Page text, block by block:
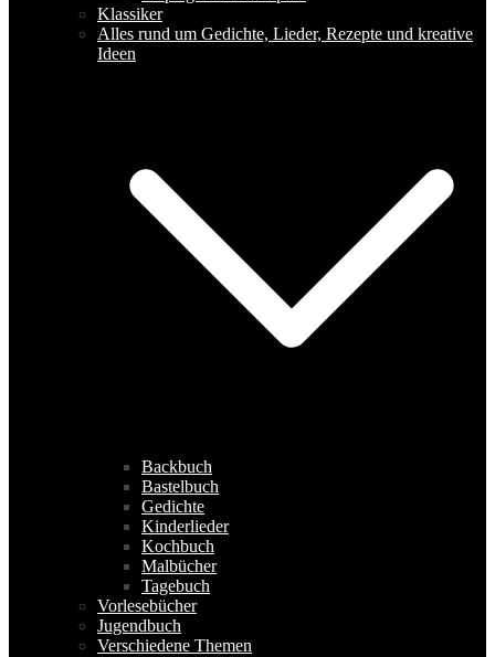
Klassiker
Alles rund um Gedichte, Lieder, Rezepte und kreative
Ideen
Backbuch
Bastelbuch
Gedichte
Kinderlieder
Kochbuch
Malbücher
Tagebuch
Vorlesebücher
Jugendbuch
Verschiedene Themen